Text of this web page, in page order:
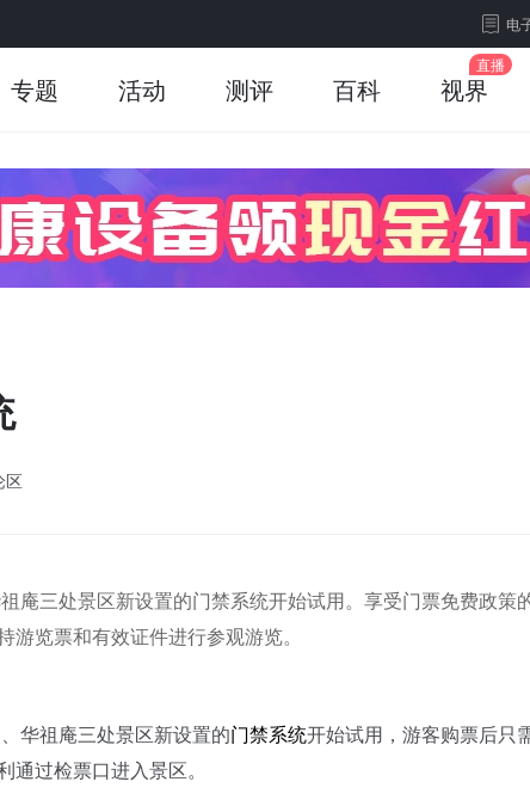
电
专题 活动 测评 百科 视界
区
庵三处景区新设置的门禁系统开始试用。享受门票免费政策
览票和有效证件进行参观游览。
华祖庵三处景区新设置的门禁系统开始试用，游客购票后只
过检票口进入景区。